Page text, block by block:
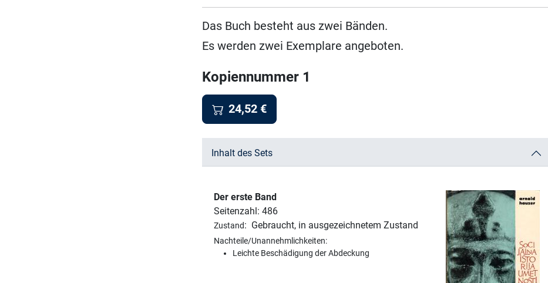
Das Buch besteht aus zwei Bänden.
Es werden zwei Exemplare angeboten.
Kopiennummer 1
24,52 €
Inhalt des Sets
Der erste Band
Seitenzahl: 486
Zustand: Gebraucht, in ausgezeichnetem Zustand
Nachteile/Unannehmlichkeiten:
Leichte Beschädigung der Abdeckung